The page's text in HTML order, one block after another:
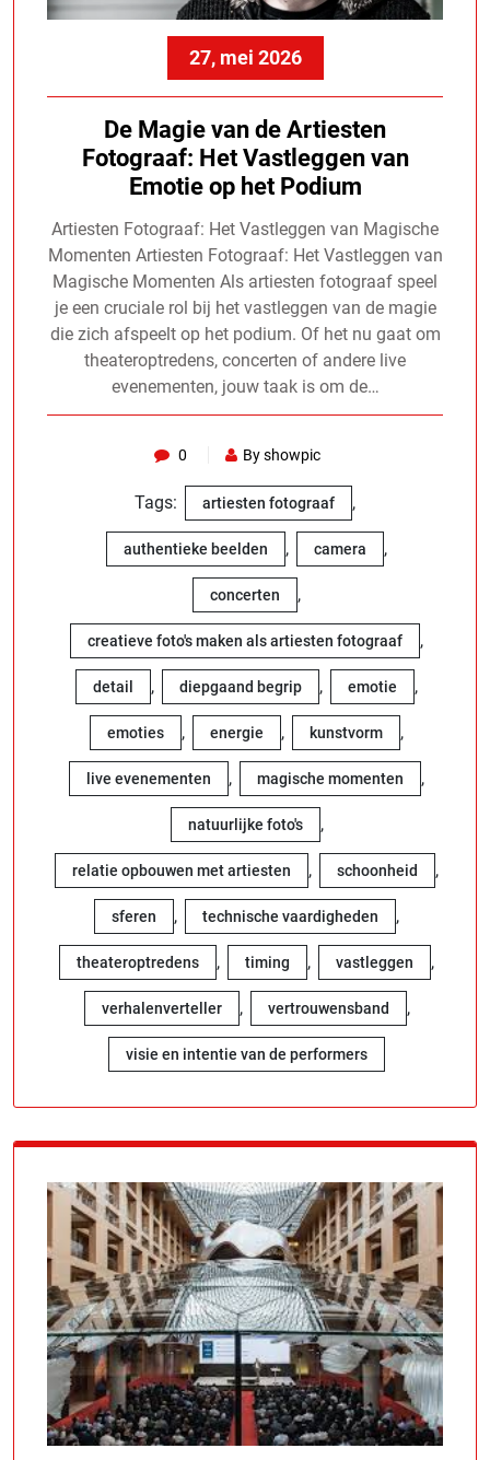
27, mei 2026
De Magie van de Artiesten
Fotograaf: Het Vastleggen van
Emotie op het Podium
Artiesten Fotograaf: Het Vastleggen van Magische
Momenten Artiesten Fotograaf: Het Vastleggen van
Magische Momenten Als artiesten fotograaf speel
je een cruciale rol bij het vastleggen van de magie
die zich afspeelt op het podium. Of het nu gaat om
theateroptredens, concerten of andere live
evenementen, jouw taak is om de…
0 By showpic
Tags: artiesten fotograaf ,
authentieke beelden , camera ,
concerten ,
creatieve foto's maken als artiesten fotograaf ,
detail , diepgaand begrip , emotie ,
emoties , energie , kunstvorm ,
live evenementen , magische momenten ,
natuurlijke foto's ,
relatie opbouwen met artiesten , schoonheid ,
sferen , technische vaardigheden ,
theateroptredens , timing , vastleggen ,
verhalenverteller , vertrouwensband ,
visie en intentie van de performers